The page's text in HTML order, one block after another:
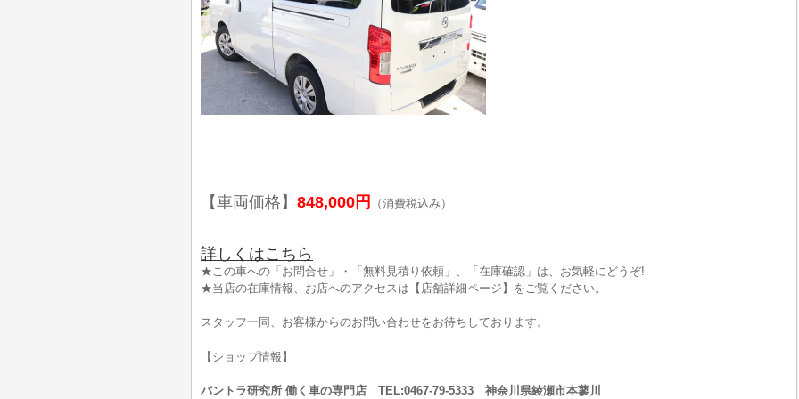
【車両価格】 848,000円 （消費税込み）
詳しくはこちら
★この車への「お問合せ」・「無料見積り依頼」、「在庫確認」は、お気軽にどうぞ!
★当店の在庫情報、お店へのアクセスは【店舗詳細ページ】をご覧ください。
スタッフ一同、お客様からのお問い合わせをお待ちしております。
【ショップ情報】
バントラ研究所 働く車の専門店 TEL:0467-79-5333 神奈川県綾瀬市本蓼川